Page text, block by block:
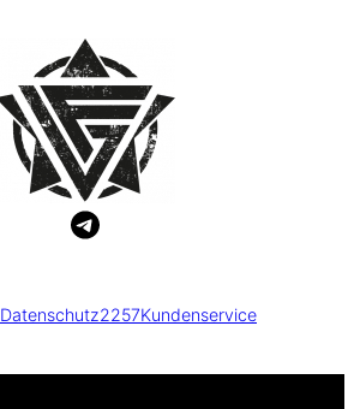
Datenschutz2257Kundenservice